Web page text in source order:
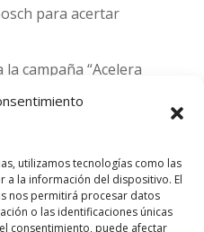
utilizamos tecnologías como las
a la información del dispositivo. El
nos permitirá procesar datos
o las identificaciones únicas
consentimiento, puede afectar
para acertar
campaña “Acelera
con entradas
1 de Madrid
salud y
sola vivienda